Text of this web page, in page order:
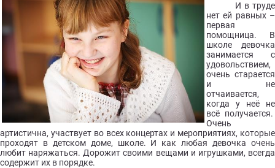
И в труде
нет ей равных –
первая
помощница. В
школе девочка
занимается с
удовольствием,
очень старается
и не
отчаивается,
когда у неё не
всё получается.
Очень
артистична, участвует во всех концертах и мероприятиях, которые
проходят в детском доме, школе. И как любая девочка очень
любит наряжаться. Дорожит своими вещами и игрушками, всегда
содержит их в порядке.